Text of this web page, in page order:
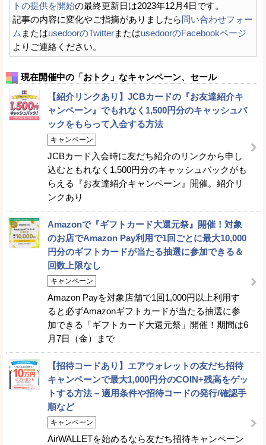
トの提供を開始の最終更新日は2023年12月4日です。
記事の内容に変化やご指摘がありましたら問い合わせフォー
ム またはusedoorのTwitterまたはusedoorのFacebookページ
よりご連絡ください。
現在開催中の「おトク」なキャンペーン、セール
【紹介リンクあり】JCBカードの『お友達紹介キ
ャンペーン』でもれなく1,500円分のキャッシュバ
ックをもらって入会する方法
キャンペーン
JCBカード入会時に友だち紹介のリンクから申し
込むともれなく1,500円分のキャッシュバックがも
らえる『お友達紹介キャンペーン』開催。紹介リ
ンクあり
Amazonで『ギフトカード大還元祭』開催！対象
のお店でAmazon Pay利用で1回ごとに最大10,000
円分のギフトカードが当たる抽選に参加できる＆
回数上限なし
キャンペーン
Amazon Payを対象店舗で1回1,000円以上利用す
ると必ずAmazonギフトカードが当たる抽選に参
加できる「ギフトカード大還元祭」開催！期間は6
月7日（金）まで
【招待コードあり】エアウォレットの友だち招待
キャンペーンで最大1,000円分のCOIN+残高をゲッ
トする方法 – 適用条件や招待コードの発行/確認手
順など
キャンペーン
AirWALLETを始めるなら友だち招待キャンペーン